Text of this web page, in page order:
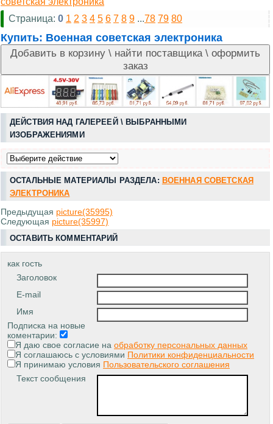
Страница: 0 1 2 3 4 5 6 7 8 9 ...78 79 80
Купить: Военная советская электроника
ДЕЙСТВИЯ НАД ГАЛЕРЕЕЙ \ ВЫБРАННЫМИ
ИЗОБРАЖЕНИЯМИ
ОСТАЛЬНЫЕ МАТЕРИАЛЫ РАЗДЕЛА: ВОЕННАЯ СОВЕТСКАЯ
ЭЛЕКТРОНИКА
Предыдущая picture(35995)
Следующая picture(35997)
ОСТАВИТЬ КОММЕНТАРИЙ
как гость
Заголовок
E-mail
Имя
Подписка на новые
коментарии:
Я даю свое согласие на обработку персональных данных
Я соглашаюсь с условиями Политики конфиденциальности
Я принимаю условия Пользовательского соглашения
Текст сообщения